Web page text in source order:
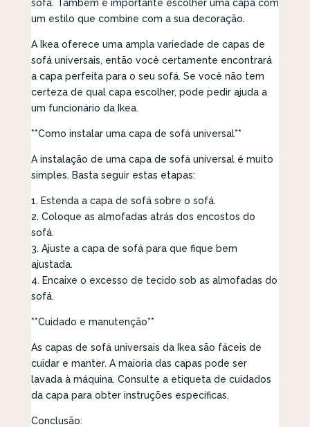
sofá. Também é importante escolher uma capa com
um estilo que combine com a sua decoração.
A Ikea oferece uma ampla variedade de capas de
sofá universais, então você certamente encontrará
a capa perfeita para o seu sofá. Se você não tem
certeza de qual capa escolher, pode pedir ajuda a
um funcionário da Ikea.
**Como instalar uma capa de sofá universal**
A instalação de uma capa de sofá universal é muito
simples. Basta seguir estas etapas:
1. Estenda a capa de sofá sobre o sofá.
2. Coloque as almofadas atrás dos encostos do
sofá.
3. Ajuste a capa de sofá para que fique bem
ajustada.
4. Encaixe o excesso de tecido sob as almofadas do
sofá.
**Cuidado e manutenção**
As capas de sofá universais da Ikea são fáceis de
cuidar e manter. A maioria das capas pode ser
lavada à máquina. Consulte a etiqueta de cuidados
da capa para obter instruções específicas.
Conclusão: